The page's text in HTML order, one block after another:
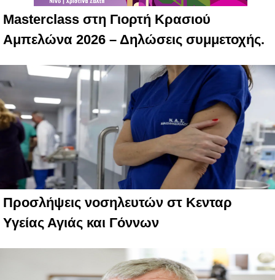
Masterclass στη Γιορτή Κρασιού
Αμπελώνα 2026 – Δηλώσεις συμμετοχής.
Προσλήψεις νοσηλευτών στ Κενταρ
Υγείας Αγιάς και Γόννων